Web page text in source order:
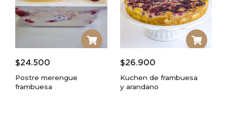
$24.500
Postre merengue
frambuesa
$26.900
Kuchen de frambuesa
y arandano